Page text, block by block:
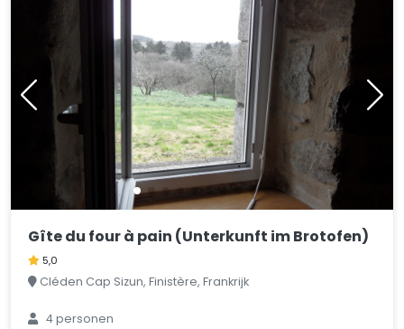
Gîte du four à pain (Unterkunft im Brotofen)
5,0
Cléden Cap Sizun, Finistère, Frankrijk
4personen